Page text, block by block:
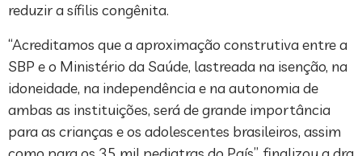
reduzir a sífilis congênita.
“Acreditamos que a aproximação construtiva entre a
SBP e o Ministério da Saúde, lastreada na isenção, na
idoneidade, na independência e na autonomia de
ambas as instituições, será de grande importância
para as crianças e os adolescentes brasileiros, assim